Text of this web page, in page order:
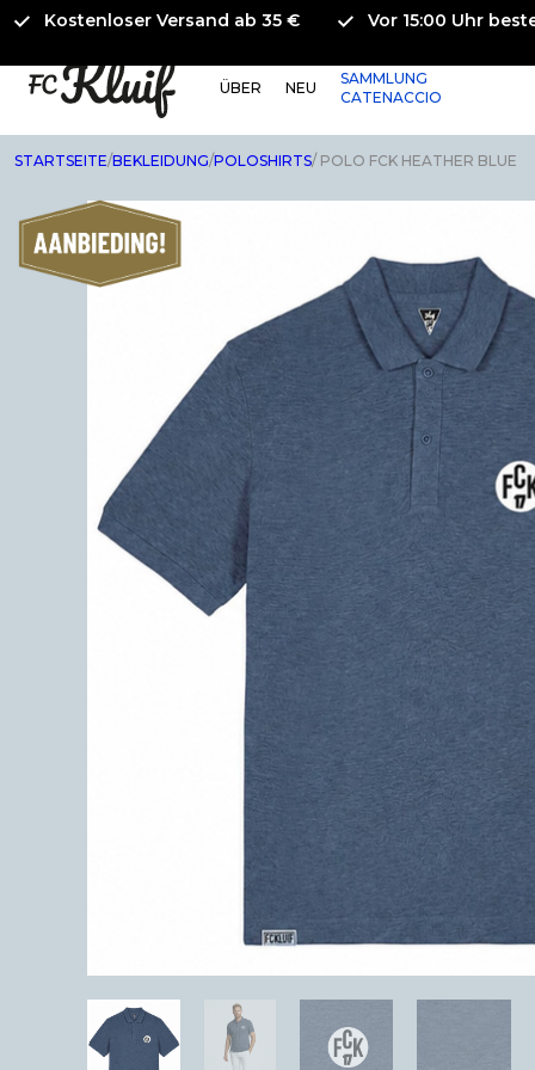
Kostenloser Versand ab 35 € Vor 15:00 Uhr
ÜBER NEU
SAMMLUNG
CATENACCIO
STARTSEITE/BEKLEIDUNG/POLOSHIRTS/ POLO FCK HEATHER BLUE